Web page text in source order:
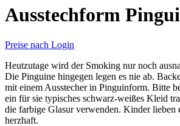
Ausstechform
Preise nach Login
Heutzutage wird der Smoking nur noch
Die Pinguine hingegen legen es nie ab.
mit einem Ausstecher in Pinguinform. Bitte
ein für sie typisches schwarz-weißes Kleid
die farbige Glasur verwenden. Kinder lieben
herzhaft.